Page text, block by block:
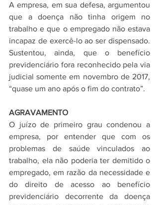
A empresa, em sua defesa, argumentou
que a doença não tinha origem no
trabalho e que o empregado não estava
incapaz de exercê-lo ao ser dispensado.
Sustentou, ainda, que o benefício
previdenciário fora reconhecido pela via
judicial somente em novembro de 2017,
“quase um ano após o fim do contrato”.
AGRAVAMENTO
O juízo de primeiro grau condenou a
empresa, por entender que com os
problemas de saúde vinculados ao
trabalho, ela não poderia ter demitido o
empregado, em razão da necessidade e
do direito de acesso ao benefício
previdenciário decorrente da doença